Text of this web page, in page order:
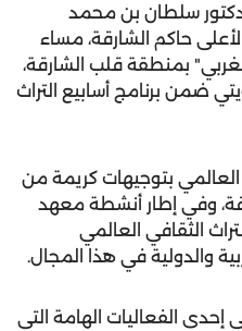
سلطان بن محمد
حاكم الشارقة، مساء
بمنطقة قلب الشارقة،
ضمن برنامج أسابيع التراث
العالمي بتوجيهات كريمة من
وفي إطار أنشطة معهد
الثقافي العالمي
والدولية في هذا المجال.
إحدى الفعاليات الهامة التي